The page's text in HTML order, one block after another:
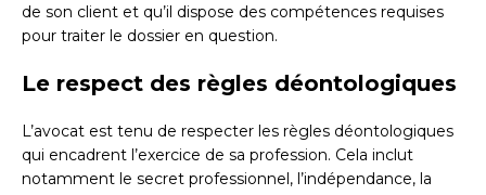
de son client et qu’il dispose des compétences requises
pour traiter le dossier en question.
Le respect des règles déontologiques
L’avocat est tenu de respecter les règles déontologiques
qui encadrent l’exercice de sa profession. Cela inclut
notamment le secret professionnel, l’indépendance, la